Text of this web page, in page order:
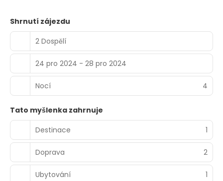
Shrnutí zájezdu
2 Dospělí
24 pro 2024 - 28 pro 2024
Nocí 4
Tato myšlenka zahrnuje
Destinace
1
Doprava 2
Ubytování 1